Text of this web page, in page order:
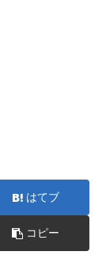
はてブ
コピー